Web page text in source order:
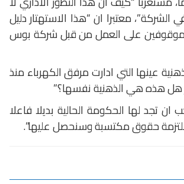
معتبرا ان “هذا الاستهتار دليل
على العمل من قبل شركة بوس
عينها التي ادارت مرفق الكهرباء منذ
تجد لها الحكومة الحالية بديلا فاعلا
حقوق مكتسبة وسنحصل عليها”.